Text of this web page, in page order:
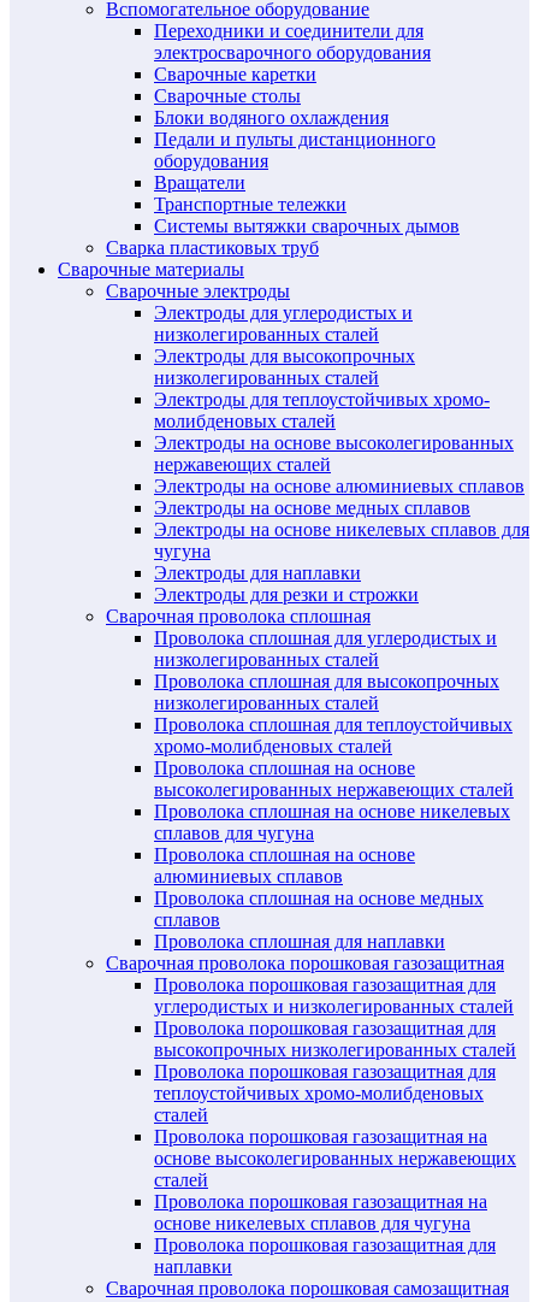
Вспомогательное оборудование
Переходники и соединители для
электросварочного оборудования
Сварочные каретки
Сварочные столы
Блоки водяного охлаждения
Педали и пульты дистанционного
оборудования
Вращатели
Транспортные тележки
Системы вытяжки сварочных дымов
Сварка пластиковых труб
Сварочные материалы
Сварочные электроды
Электроды для углеродистых и
низколегированных сталей
Электроды для высокопрочных
низколегированных сталей
Электроды для теплоустойчивых хромо-
молибденовых сталей
Электроды на основе высоколегированных
нержавеющих сталей
Электроды на основе алюминиевых сплавов
Электроды на основе медных сплавов
Электроды на основе никелевых сплавов для
чугуна
Электроды для наплавки
Электроды для резки и строжки
Сварочная проволока сплошная
Проволока сплошная для углеродистых и
низколегированных сталей
Проволока сплошная для высокопрочных
низколегированных сталей
Проволока сплошная для теплоустойчивых
хромо-молибденовых сталей
Проволока сплошная на основе
высоколегированных нержавеющих сталей
Проволока сплошная на основе никелевых
сплавов для чугуна
Проволока сплошная на основе
алюминиевых сплавов
Проволока сплошная на основе медных
сплавов
Проволока сплошная для наплавки
Сварочная проволока порошковая газозащитная
Проволока порошковая газозащитная для
углеродистых и низколегированных сталей
Проволока порошковая газозащитная для
высокопрочных низколегированных сталей
Проволока порошковая газозащитная для
теплоустойчивых хромо-молибденовых
сталей
Проволока порошковая газозащитная на
основе высоколегированных нержавеющих
сталей
Проволока порошковая газозащитная на
основе никелевых сплавов для чугуна
Проволока порошковая газозащитная для
наплавки
Сварочная проволока порошковая самозащитная